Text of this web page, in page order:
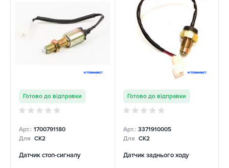
Готово до відправки
Арт.: 1700791180
Для CK2
Датчик стоп-сигналу
Готово до відправки
Арт.: 3371910005
Для CK2
Датчик заднього ходу